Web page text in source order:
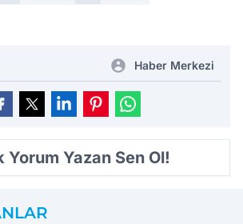
Haber Merkezi
Yorum Yazan Sen Ol!